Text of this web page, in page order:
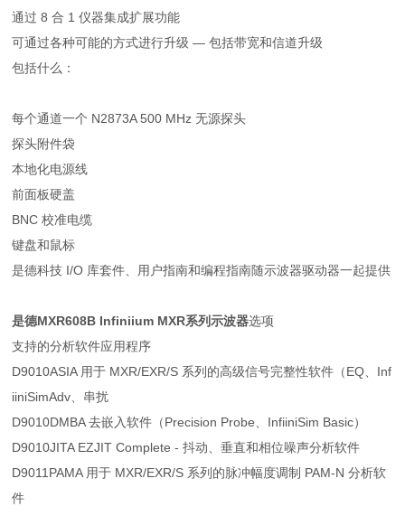
通过 8 合 1 仪器集成扩展功能
可通过各种可能的方式进行升级 — 包括带宽和信道升级
包括什么：
每个通道一个 N2873A 500 MHz 无源探头
探头附件袋
本地化电源线
前面板硬盖
BNC 校准电缆
键盘和鼠标
是德科技 I/O 库套件、用户指南和编程指南随示波器驱动器一起提供
是德MXR608B Infiniium MXR系列示波器选项
支持的分析软件应用程序
D9010ASIA 用于 MXR/EXR/S 系列的高级信号完整性软件（EQ、Inf
iiniSimAdv、串扰
D9010DMBA 去嵌入软件（Precision Probe、InfiiniSim Basic）
D9010JITA EZJIT Complete - 抖动、垂直和相位噪声分析软件
D9011PAMA 用于 MXR/EXR/S 系列的脉冲幅度调制 PAM-N 分析软
件